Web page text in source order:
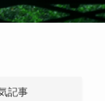
記事